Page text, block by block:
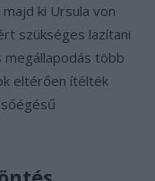
ki Ursula von
szükséges lazítani
megállapodás több
eltérően ítélték